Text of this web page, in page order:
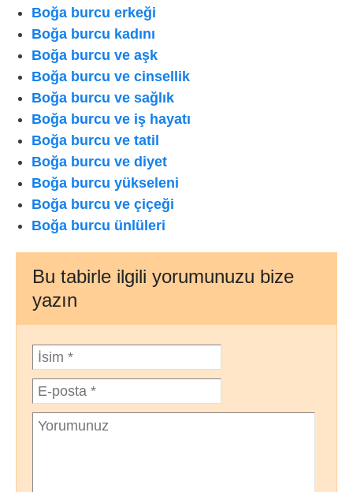
Boğa burcu erkeği
Boğa burcu kadını
Boğa burcu ve aşk
Boğa burcu ve cinsellik
Boğa burcu ve sağlık
Boğa burcu ve iş hayatı
Boğa burcu ve tatil
Boğa burcu ve diyet
Boğa burcu yükseleni
Boğa burcu ve çiçeği
Boğa burcu ünlüleri
Bu tabirle ilgili yorumunuzu bize
yazın